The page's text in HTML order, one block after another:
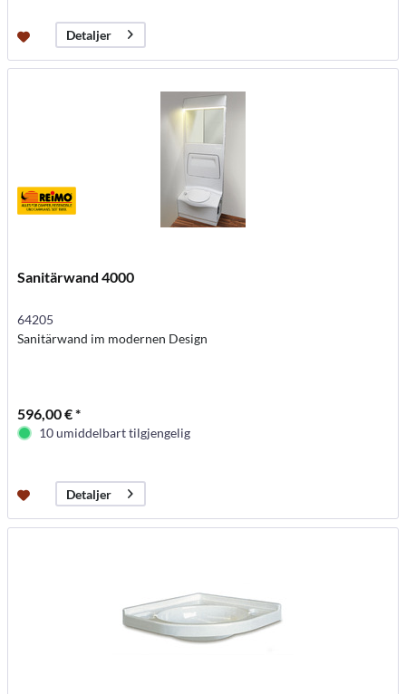
Detaljer
Sanitärwand 4000
64205
Sanitärwand im modernen Design
596,00 € *
10 umiddelbart tilgjengelig
Detaljer